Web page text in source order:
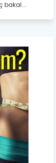
bakal...